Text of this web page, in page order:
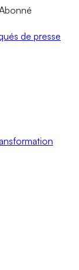
de presse